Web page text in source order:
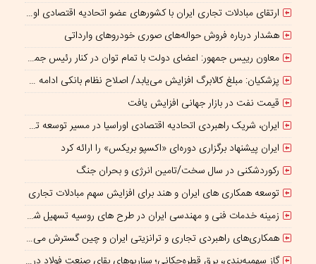
ارتقای مبادلات تجاری ایران با کشورهای عضو اتحادیه اقتصادی اوراسیا
هشدار درباره فروش حواله‌های صوری خودروهای وارداتی
معاون رییس جمهور: اعضای دولت با تمام توان در کنار رئیس جمهوری برای ایران ایستاده‌اند
پزشکیان: مبلغ کالابرگ افزایش می‌یابد/ اصلاح نظام بانکی ادامه دارد
قیمت نفت در بازار جهانی افزایش یافت
ایران، شریک راهبردی اتحادیه اقتصادی اوراسیا در مسیر توسعه تجارت و همگرایی منطقه‌ای
ایران پیشنهاد برگزاری دوره‌ای «اکسپو بریکس» را ارائه کرد
رکوردشکنی در سال سخت/تامین انرژی و بحران جنگ
توسعه همکاری های ایران و هند برای افزایش سهم مبادلات تجاری
زمینه خدمات فنی و مهندسی ایران در طرح های روسیه تسهیل شود/ جذب سرمایه‌گذاران روسی در معادن ایران
همکاری‌های راهبردی تجاری و ترانزیتی ایران و چین گسترش می یابد